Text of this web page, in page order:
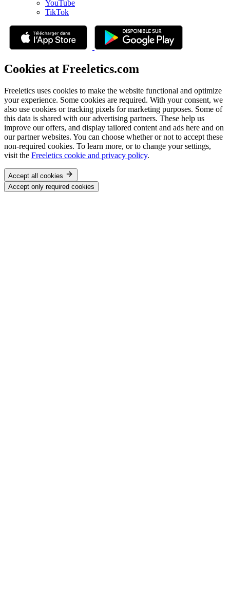
YouTube
TikTok
Cookies at Freeletics.com
Freeletics uses cookies to make the website functional and optimize
your experience. Some cookies are required. With your consent, we
also use cookies or tracking pixels for marketing purposes. Some of
this data is shared with our advertising partners. These help us
improve our offers, and display tailored content and ads here and on
our partner websites. You can choose whether or not to accept these
non-required cookies. To learn more, or to change your settings,
visit the Freeletics cookie and privacy policy.
Accept all cookies
Accept only required cookies